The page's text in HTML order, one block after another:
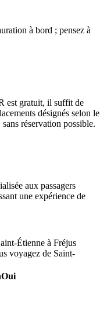
à bord ; pensez à
est gratuit, il suffit de
désignés selon le
réservation possible.
aux passagers
une expérience de
Étienne à Fréjus
voyagez de Saint-